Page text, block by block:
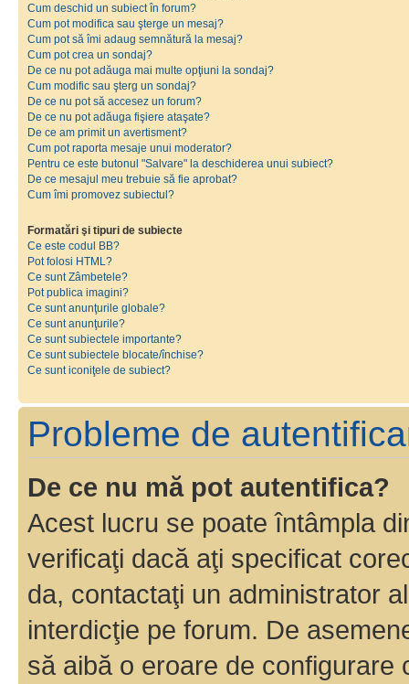
Cum deschid un subiect în forum?
Cum pot modifica sau şterge un mesaj?
Cum pot să îmi adaug semnătură la mesaj?
Cum pot crea un sondaj?
De ce nu pot adăuga mai multe opţiuni la sondaj?
Cum modific sau şterg un sondaj?
De ce nu pot să accesez un forum?
De ce nu pot adăuga fişiere ataşate?
De ce am primit un avertisment?
Cum pot raporta mesaje unui moderator?
Pentru ce este butonul "Salvare" la deschiderea unui subiect?
De ce mesajul meu trebuie să fie aprobat?
Cum îmi promovez subiectul?
Formatări şi tipuri de subiecte
Ce este codul BB?
Pot folosi HTML?
Ce sunt Zâmbetele?
Pot publica imagini?
Ce sunt anunţurile globale?
Ce sunt anunţurile?
Ce sunt subiectele importante?
Ce sunt subiectele blocate/închise?
Ce sunt iconiţele de subiect?
Probleme de
De ce nu mă pot autentifica?
Acest lucru se poate întâmpla
verificaţi dacă aţi specificat
da, contactaţi un administrator
interdicţie pe forum. De
să aibă o eroare de configurare